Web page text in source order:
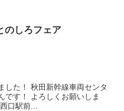
のしろフェア
した！ 秋田新幹線車両センタ
です！ よろしくお願いしま
口駅前...